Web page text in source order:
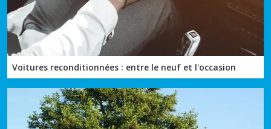
Voitures reconditionnées : entre le neuf et l'occasion